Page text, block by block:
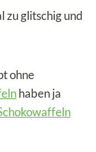
zu glitschig und
ohne
haben ja